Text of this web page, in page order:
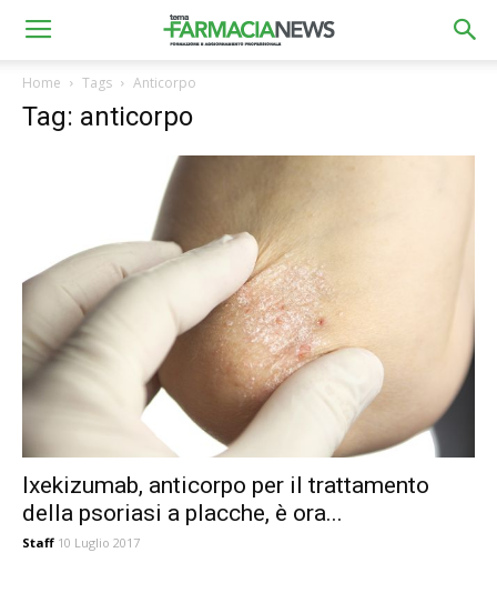
Home Tags Anticorpo
Tag: anticorpo
Ixekizumab, anticorpo per il trattamento
della psoriasi a placche, è ora...
Staff 10 Luglio 2017